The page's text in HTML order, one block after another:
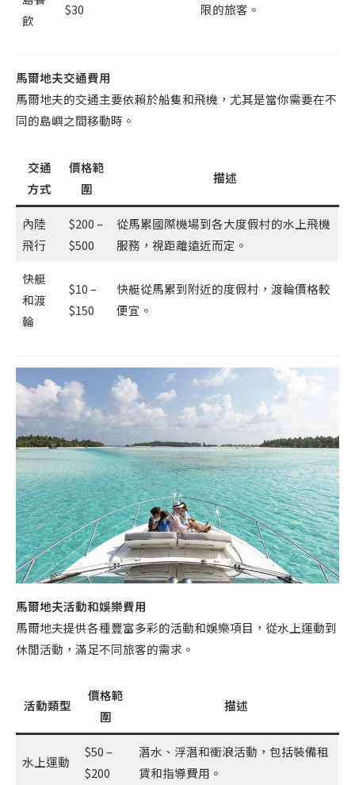
飲
$30 限的旅客。
馬爾地夫交通費用
馬爾地夫的交通主要依賴於船隻和飛機，尤其是當你需要在不
同的島嶼之間移動時。
交通
方式
價格範
圍
描述
內陸
飛行
$200 –
$500
從馬累國際機場到各大度假村的水上飛機
服務，視距離遠近而定。
快艇
和渡
輪
$10 –
$150
快艇從馬累到附近的度假村，渡輪價格較
便宜。
馬爾地夫活動和娛樂費用
馬爾地夫提供各種豐富多彩的活動和娛樂項目，從水上運動到
休閒活動，滿足不同旅客的需求。
活動類型
價格範
圍
描述
水上運動
$50 –
$200
潛水、浮潛和衝浪活動，包括裝備租
賃和指導費用。